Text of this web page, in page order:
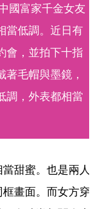
國富家千金女友
當低調。近日有
會，並拍下十指
毛帽與墨鏡，
調，外表都相當
甜蜜。也是兩人
畫面。而女方穿